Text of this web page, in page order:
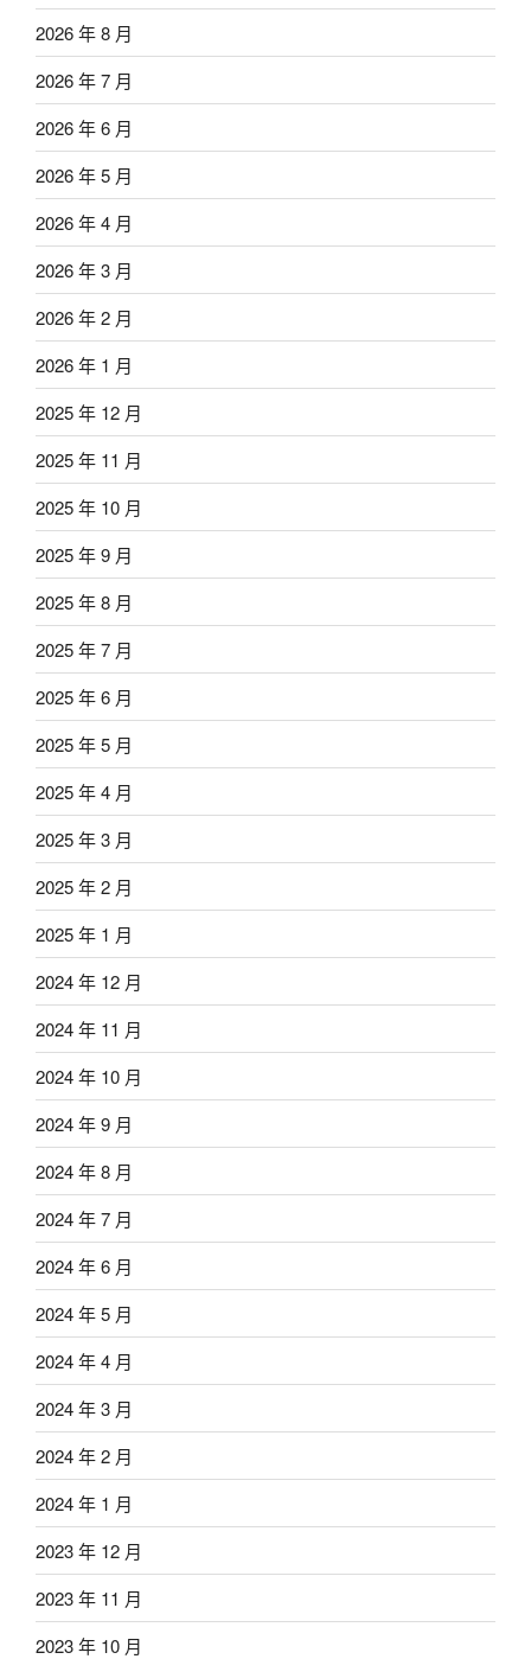
2026 年 8 月
2026 年 7 月
2026 年 6 月
2026 年 5 月
2026 年 4 月
2026 年 3 月
2026 年 2 月
2026 年 1 月
2025 年 12 月
2025 年 11 月
2025 年 10 月
2025 年 9 月
2025 年 8 月
2025 年 7 月
2025 年 6 月
2025 年 5 月
2025 年 4 月
2025 年 3 月
2025 年 2 月
2025 年 1 月
2024 年 12 月
2024 年 11 月
2024 年 10 月
2024 年 9 月
2024 年 8 月
2024 年 7 月
2024 年 6 月
2024 年 5 月
2024 年 4 月
2024 年 3 月
2024 年 2 月
2024 年 1 月
2023 年 12 月
2023 年 11 月
2023 年 10 月